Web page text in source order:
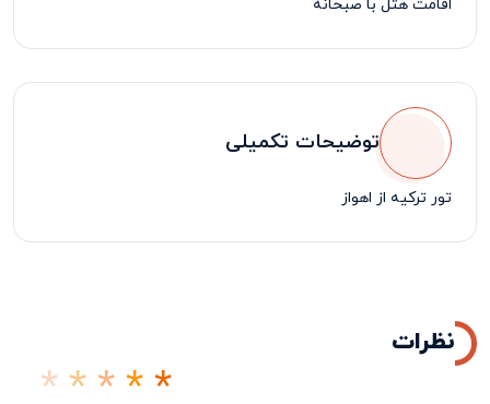
اقامت هتل با صبحانه
توضیحات تکمیلی
تور ترکیه از اهواز
نظرات